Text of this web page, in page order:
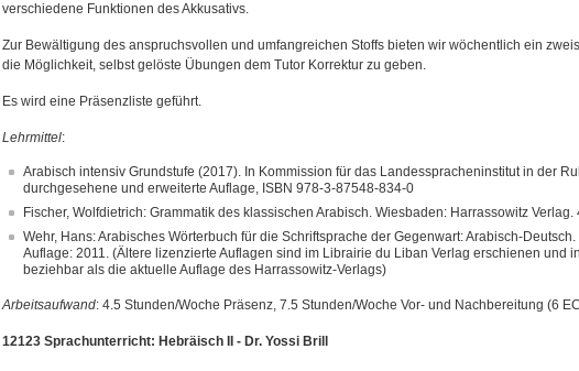
verschiedene Funktionen des Akkusativs.
Zur Bewältigung des anspruchsvollen und umfangreichen Stoffs bieten wir wöchentlich ein
die Möglichkeit, selbst gelöste Übungen dem Tutor Korrektur zu geben.
Es wird eine Präsenzliste geführt.
Lehrmittel:
Arabisch intensiv Grundstufe (2017). In Kommission für das Landesspracheninstitut in der
durchgesehene und erweiterte Auflage, ISBN 978-3-87548-834-0
Fischer, Wolfdietrich: Grammatik des klassischen Arabisch. Wiesbaden: Harrassowitz Verlag.
Wehr, Hans: Arabisches Wörterbuch für die Schriftsprache der Gegenwart: Arabisch-
Auflage: 2011. (Ältere lizenzierte Auflagen sind im Librairie du Liban Verlag erschienen und
beziehbar als die aktuelle Auflage des Harrassowitz-Verlags)
Arbeitsaufwand: 4.5 Stunden/Woche Präsenz, 7.5 Stunden/Woche Vor- und Nachbereitung (6
12123 Sprachunterricht: Hebräisch II - Dr. Yossi Brill